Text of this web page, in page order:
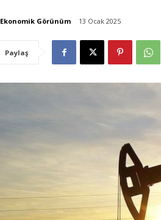
Ekonomik Görünüm 13 Ocak 2025
Paylaş